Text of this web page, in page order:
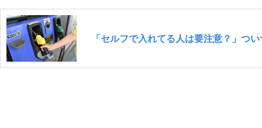
「セルフで入れてる人は要注意？」つ